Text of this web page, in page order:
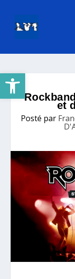
Ouvrir la barre d’outils
et
Posté par